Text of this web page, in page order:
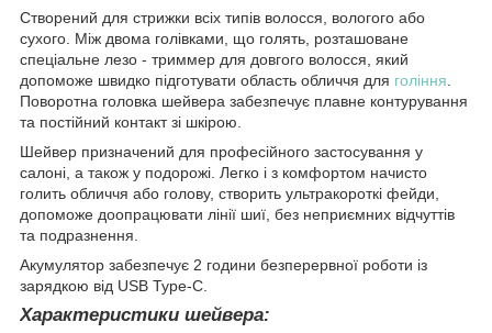
Створений для стрижки всіх типів волосся, вологого або
сухого. Між двома голівками, що голять, розташоване
спеціальне лезо - триммер для довгого волосся, який
допоможе швидко підготувати область обличчя для гоління.
Поворотна головка шейвера забезпечує плавне контурування
та постійний контакт зі шкірою.
Шейвер призначений для професійного застосування у
салоні, а також у подорожі. Легко і з комфортом начисто
голить обличчя або голову, створить ультракороткі фейди,
допоможе доопрацювати лінії шиї, без неприємних відчуттів
та подразнення.
Акумулятор забезпечує 2 години безперервної роботи із
зарядкою від USB Type-C.
Характеристики шейвера: